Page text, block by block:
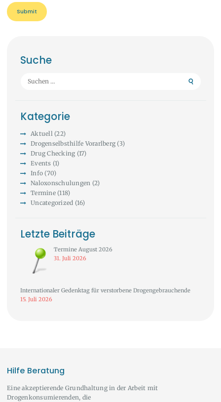
Suche
Suchen
Kategorie
Aktuell(22)
Drogenselbsthilfe Vorarlberg (3)
Drug Checking (17)
Events (1)
Info (70)
Naloxonschulungen (2)
Termine(118)
Uncategorized (16)
Letzte Beiträge
Termine August 2026
31. Juli 2026
Internationaler Gedenktag für verstorbene Drogengebrauchende
15. Juli 2026
Hilfe Beratung
Eine akzeptierende Grundhaltung in der Arbeit mit
Drogenkonsumierenden, die